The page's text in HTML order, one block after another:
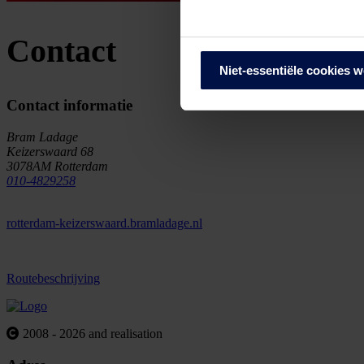
We werken samen met68
Niet-essentiële cookies
Contact
Contact informatie
Bram Ladage
Keizerswaard 68
3078AM Rotterdam
010-4829258
rotterdam-keizerswaard.bramladage.nl
Routebeschrijving
2008 - 2026 and realisation